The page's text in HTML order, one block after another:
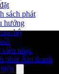
sách phát
hướng
bộ
nhạc
phát Âm thanh